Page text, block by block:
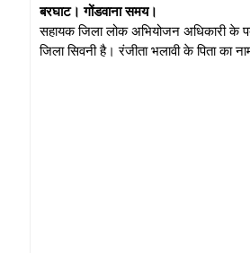
बरघाट। गोंडवाना समय।
सहायक जिला लोक अभियोजन अधिकारी के
जिला सिवनी है। रंजीता भलावी के पिता का